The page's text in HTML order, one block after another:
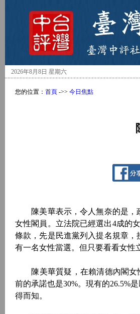
2026年8月8日 星期六
您的位置： 首頁 ->> 今日焦點
陳美華表示，令人無奈的是，政
女性閣員。立法院已經選出4成的
條款，先是民進黨列入提名規章
有一名女性當選。但只要看看女性
陳美華質疑，在賴清德內閣女性
前的承諾也是30%。現有的26.5%
得而知。